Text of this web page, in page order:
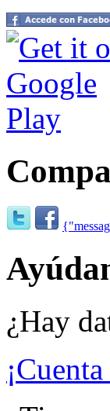
¿Hay